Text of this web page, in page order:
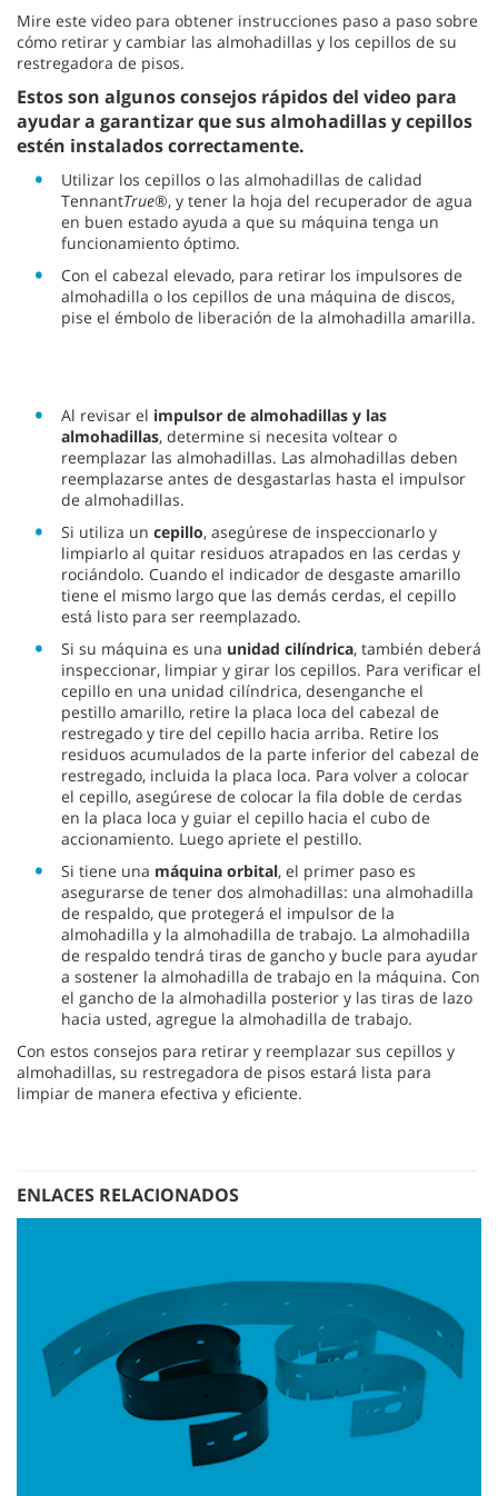
Mire este video para obtener instrucciones paso a paso sobre
cómo retirar y cambiar las almohadillas y los cepillos de su
restregadora de pisos.
Estos son algunos consejos rápidos del video para
ayudar a garantizar que sus almohadillas y cepillos
estén instalados correctamente.
Utilizar los cepillos o las almohadillas de calidad
TennantTrue®, y tener la hoja del recuperador de agua
en buen estado ayuda a que su máquina tenga un
funcionamiento óptimo.
Con el cabezal elevado, para retirar los impulsores de
almohadilla o los cepillos de una máquina de discos,
pise el émbolo de liberación de la almohadilla amarilla.
Al revisar el impulsor de almohadillas y las
almohadillas, determine si necesita voltear o
reemplazar las almohadillas. Las almohadillas deben
reemplazarse antes de desgastarlas hasta el impulsor
de almohadillas.
Si utiliza un cepillo, asegúrese de inspeccionarlo y
limpiarlo al quitar residuos atrapados en las cerdas y
rociándolo. Cuando el indicador de desgaste amarillo
tiene el mismo largo que las demás cerdas, el cepillo
está listo para ser reemplazado.
Si su máquina es una unidad cilíndrica, también deberá
inspeccionar, limpiar y girar los cepillos. Para verificar el
cepillo en una unidad cilíndrica, desenganche el
pestillo amarillo, retire la placa loca del cabezal de
restregado y tire del cepillo hacia arriba. Retire los
residuos acumulados de la parte inferior del cabezal de
restregado, incluida la placa loca. Para volver a colocar
el cepillo, asegúrese de colocar la fila doble de cerdas
en la placa loca y guiar el cepillo hacia el cubo de
accionamiento. Luego apriete el pestillo.
Si tiene una máquina orbital, el primer paso es
asegurarse de tener dos almohadillas: una almohadilla
de respaldo, que protegerá el impulsor de la
almohadilla y la almohadilla de trabajo. La almohadilla
de respaldo tendrá tiras de gancho y bucle para ayudar
a sostener la almohadilla de trabajo en la máquina. Con
el gancho de la almohadilla posterior y las tiras de lazo
hacia usted, agregue la almohadilla de trabajo.
Con estos consejos para retirar y reemplazar sus cepillos y
almohadillas, su restregadora de pisos estará lista para
limpiar de manera efectiva y eficiente.
ENLACES RELACIONADOS